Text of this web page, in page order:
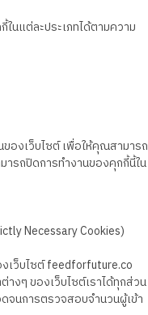
นแต่ละประเภทได้ตามความ
องเว็บไซต์ เพื่อให้คุณสามารถ
ารถปิดการทำงานของคุกกี้นี้ใน
Necessary Cookies)
เว็บไซต์ feedforfuture.co
างๆ ของเว็บไซต์เราได้ทุกส่วน
จนการตรวจสอบจำนวนผู้เข้า